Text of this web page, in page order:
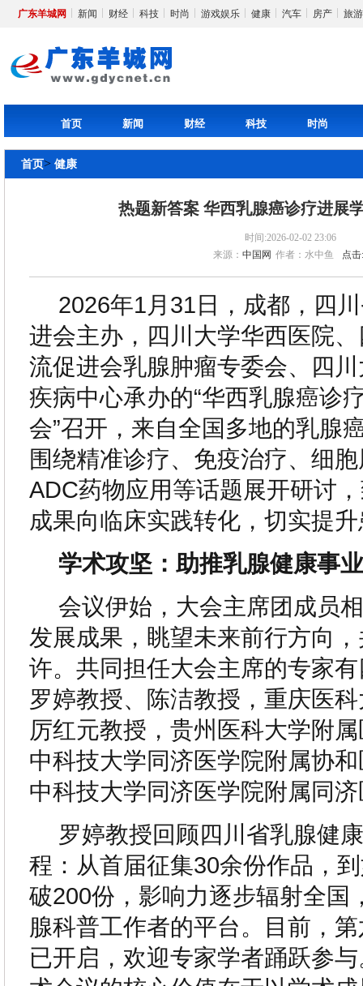
广东羊城网 新闻 财经 科技 时尚 游戏娱乐 健康 汽车 房产 旅游
首页 新闻 财经 科技 时尚
首页> 健康
热题新答案 华西乳腺癌诊疗进展
时间:2026-02-02 23:06
来源： 中国网 作者：水中鱼 点击:
2026年1月31日，成都，四
进会主办，四川大学华西医院
流促进会乳腺肿瘤专委会、四
疾病中心承办的“华西乳腺癌诊
会”召开，来自全国多地的乳腺
围绕精准诊疗、免疫治疗、细
ADC药物应用等话题展开研讨
成果向临床实践转化，切实提
学术攻坚：助推乳腺健康事
会议伊始，大会主席团成员
发展成果，眺望未来前行方向
许。共同担任大会主席的专家
罗婷教授、陈洁教授，重庆医
厉红元教授，贵州医科大学附
中科技大学同济医学院附属协
中科技大学同济医学院附属同
罗婷教授回顾四川省乳腺健
程：从首届征集30余份作品，
破200份，影响力逐步辐射全国
腺科普工作者的平台。目前，
已开启，欢迎专家学者踊跃参